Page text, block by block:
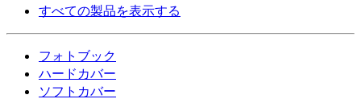
すべての製品を表示する
フォトブック
ハードカバー
ソフトカバー